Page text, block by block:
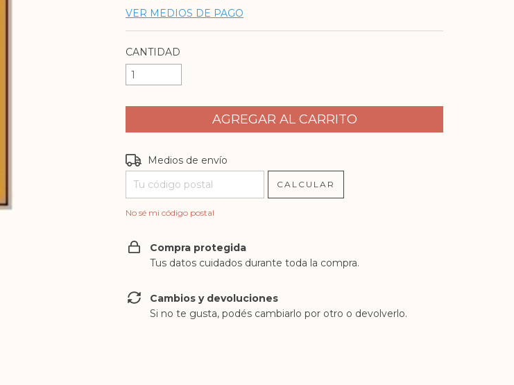
VER MEDIOS DE PAGO
CANTIDAD
Entregas para el CP:
Medios de envío
CALCULAR
No sé mi código postal
Compra protegida
Tus datos cuidados durante toda la compra.
Cambios y devoluciones
Si no te gusta, podés cambiarlo por otro o devolverlo.